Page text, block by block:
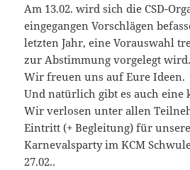
Am 13.02. wird sich die CSD-
eingegangen Vorschlägen
letzten Jahr, eine Vorauswahl
zur Abstimmung vorgelegt wird.
Wir freuen uns auf Eure Ideen.
Und natürlich gibt es auch eine
Wir verlosen unter allen
Eintritt (+ Begleitung) für unsere
Karnevalsparty im KCM
27.02..